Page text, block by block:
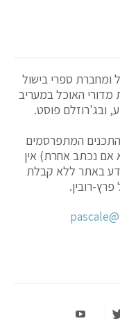
ומחברת ספרי בישול
מדורי האוכל במעריב
ובג'רוזלם פוסט.
המתפרסמים
אם נכתב אחרת) אין
באתר ללא קבלת
רובין.